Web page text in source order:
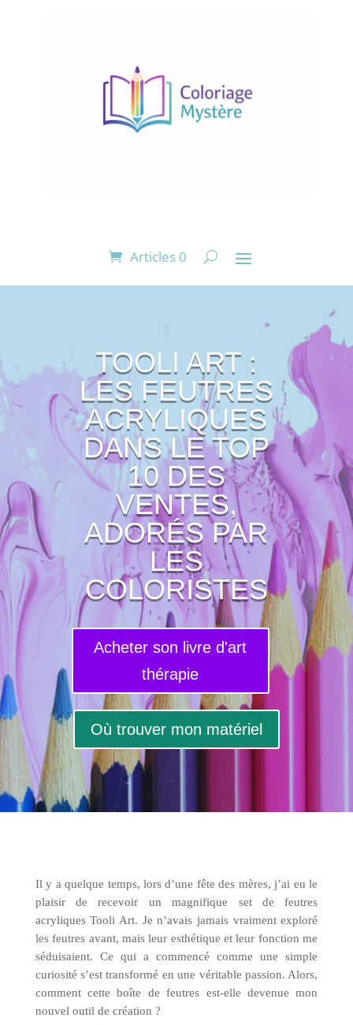
Articles 0
TOOLI ART :
LES FEUTRES
ACRYLIQUES
DANS LE TOP
10 DES
VENTES,
ADORÉS PAR
LES
COLORISTES
Acheter son livre d'art
thérapie
Où trouver mon matériel
Il y a quelque temps, lors d’une fête des mères, j’ai eu le
plaisir de recevoir un magnifique set de feutres
acryliques Tooli Art. Je n’avais jamais vraiment exploré
les feutres avant, mais leur esthétique et leur fonction me
séduisaient. Ce qui a commencé comme une simple
curiosité s’est transformé en une véritable passion. Alors,
comment cette boîte de feutres est-elle devenue mon
nouvel outil de création ?